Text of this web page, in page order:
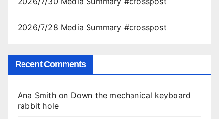
2026/7/28 Media Summary #crosspost
Recent Comments
Ana Smithon Down the mechanical keyboard
rabbit hole